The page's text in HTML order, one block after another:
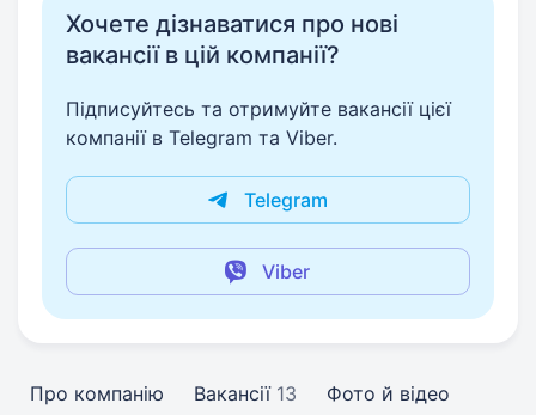
Хочете дізнаватися про нові
вакансії в цій компанії?
Підписуйтесь та отримуйте вакансії цієї
компанії в Telegram та Viber.
Telegram
Viber
Про компанію Вакансії 13 Фото й відео